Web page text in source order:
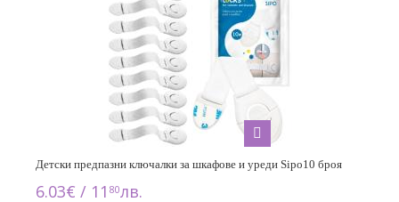
Детски предпазни ключалки за шкафове и уреди Sipo10 броя
6.03€ / 11 80лв.